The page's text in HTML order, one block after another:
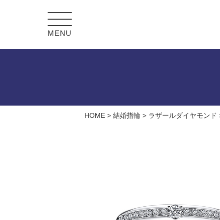
MENU
HOME > 結婚指輪 > ラザールダイヤモンド